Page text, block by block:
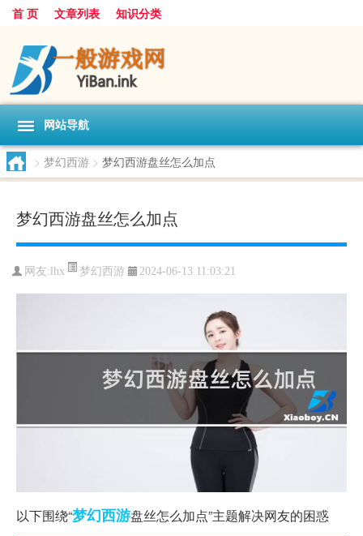
首 页 文章列表 知识分类
网站导航
> 梦幻西游 > 梦幻西游盘丝怎么加点
梦幻西游盘丝怎么加点
网友: lhx 梦幻西游 2024-06-13 11:03:21
以下围绕“梦幻西游盘丝怎么加点”主题解决网友的困惑